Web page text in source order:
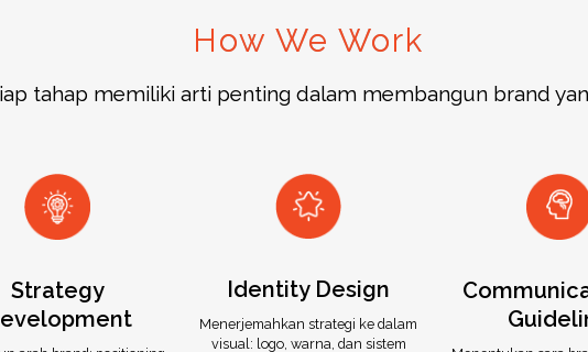
How We Work
tahap memiliki arti penting dalam membangun brand
Strategy
Identity Design
Menerjemahkan strategi ke dalam
visual: logo, warna, dan sistem